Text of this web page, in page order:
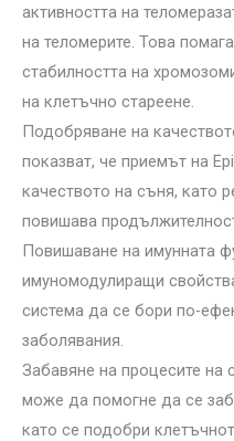
активността на
на теломерите. Това
стабилността на
на клетъчно стареене.
Подобряване на
показват, че приемът на
качеството на съня, като
повишава
Повишаване на имунната
имуномодулиращи
система да се бори по-
заболявания.
Забавяне на процесите на
може да помогне да се
като се подобри